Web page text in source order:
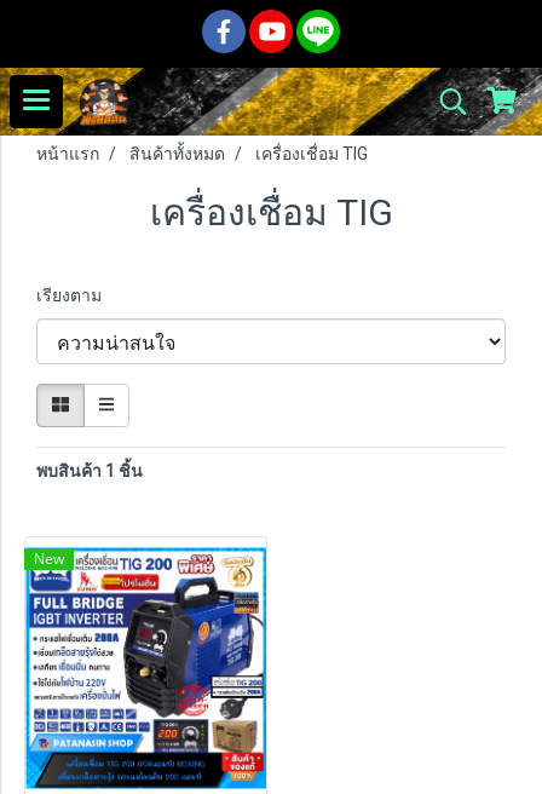
หน้าแรก สินค้าทั้งหมด เครื่องเชื่อม TIG
เครื่องเชื่อม TIG
เรียงตาม
พบสินค้า 1 ชิ้น
New